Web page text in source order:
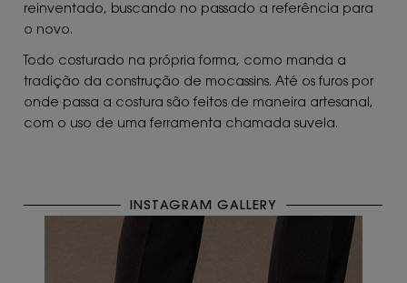
reinventado, buscando no passado a referência para
o novo.
Todo costurado na própria forma, como manda a
tradição da construção de mocassins. Até os furos por
onde passa a costura são feitos de maneira artesanal,
com o uso de uma ferramenta chamada suvela.
INSTAGRAM GALLERY